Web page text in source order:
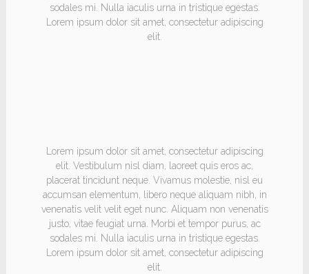
sodales mi. Nulla iaculis urna in tristique egestas.
Lorem ipsum dolor sit amet, consectetur adipiscing
elit.
Lorem ipsum dolor sit amet, consectetur adipiscing
elit. Vestibulum nisl diam, laoreet quis eros ac,
placerat tincidunt neque. Vivamus molestie, nisl eu
accumsan elementum, libero neque aliquam nibh, in
venenatis velit velit eget nunc. Aliquam non venenatis
justo, vitae feugiat urna. Morbi et tempor purus, ac
sodales mi. Nulla iaculis urna in tristique egestas.
Lorem ipsum dolor sit amet, consectetur adipiscing
elit.